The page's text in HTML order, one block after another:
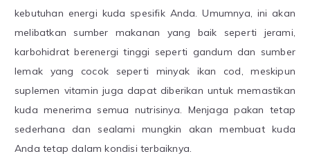
kebutuhan energi kuda spesifik Anda. Umumnya, ini akan
melibatkan sumber makanan yang baik seperti jerami,
karbohidrat berenergi tinggi seperti gandum dan sumber
lemak yang cocok seperti minyak ikan cod, meskipun
suplemen vitamin juga dapat diberikan untuk memastikan
kuda menerima semua nutrisinya. Menjaga pakan tetap
sederhana dan sealami mungkin akan membuat kuda
Anda tetap dalam kondisi terbaiknya.